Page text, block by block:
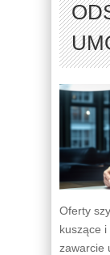
Oferty
kuszące
zawarcie